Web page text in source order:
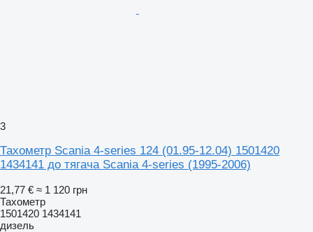
3
Тахометр Scania 4-series 124 (01.95-12.04) 1501420
1434141 до тягача Scania 4-series (1995-2006)
21,77 € ≈ 1 120 грн
Тахометр
1501420 1434141
дизель